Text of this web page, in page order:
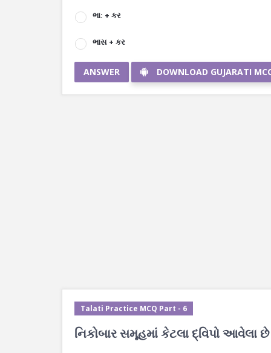
ભા: + કર
ભાસ + કર
ANSWER DOWNLOAD GUJARATI
Talati Practice MCQ Part - 6
નિકોબાર સમૂહમાં કેટલા દ્વિપો આવેલા છે